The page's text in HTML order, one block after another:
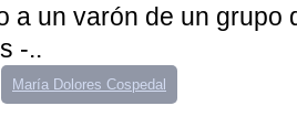
a un varón de un
-..
María Dolores Cospedal